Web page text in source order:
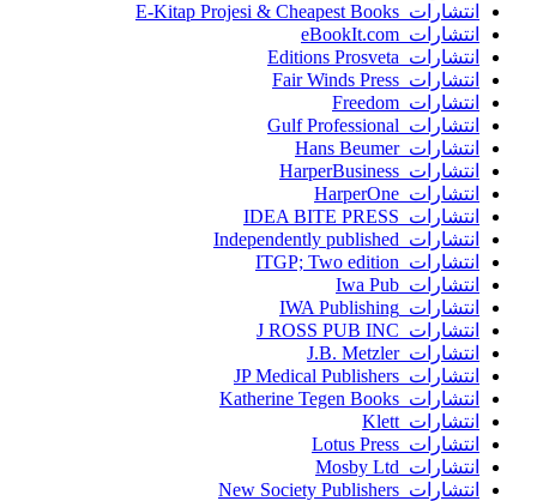
انتشارات E-Kitap Projesi & Cheapest Books
انتشارات eBookIt.com
انتشارات Editions Prosveta
انتشارات Fair Winds Press
انتشارات Freedom
انتشارات Gulf Professional
انتشارات Hans Beumer
انتشارات HarperBusiness
انتشارات HarperOne
انتشارات IDEA BITE PRESS
انتشارات Independently published
انتشارات ITGP; Two edition
انتشارات Iwa Pub
انتشارات IWA Publishing
انتشارات J ROSS PUB INC
انتشارات J.B. Metzler
انتشارات JP Medical Publishers
انتشارات Katherine Tegen Books
انتشارات Klett
انتشارات Lotus Press
انتشارات Mosby Ltd
انتشارات New Society Publishers